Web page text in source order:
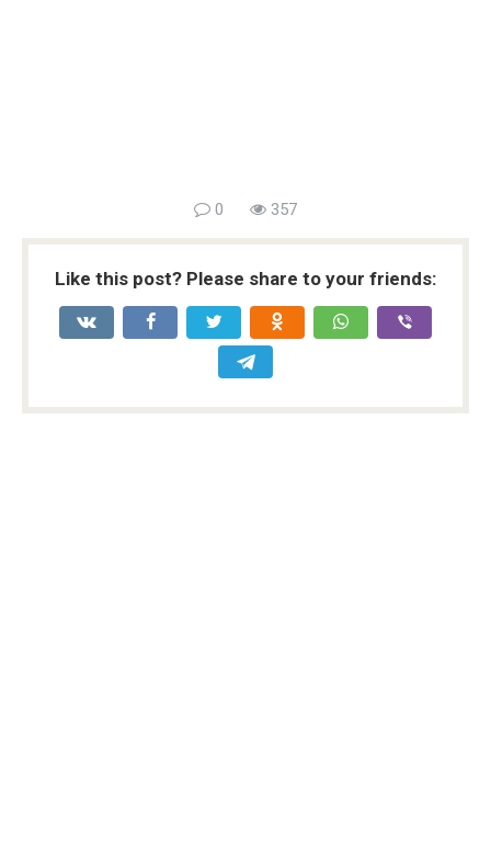
0 357
Like this post? Please share to your friends: